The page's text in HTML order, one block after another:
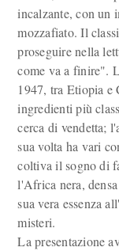
incalzante, con un
mozzafiato. Il
proseguire nella
come va a finire".
1947, tra Etiopia e
ingredienti più
cerca di vendetta;
sua volta ha vari
coltiva il sogno di
l'Africa nera,
sua vera essenza
misteri.
La presentazione